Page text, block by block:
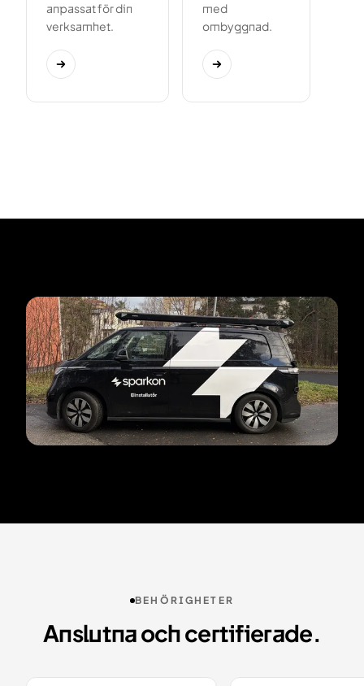
anpassat för din
verksamhet.
med
ombyggnad.
BEHÖRIGHETER
Anslutna och certifierade.